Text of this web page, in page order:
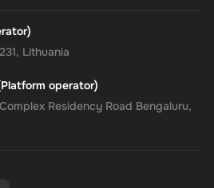
Lithuania
operator)
Residency Road Bengaluru,